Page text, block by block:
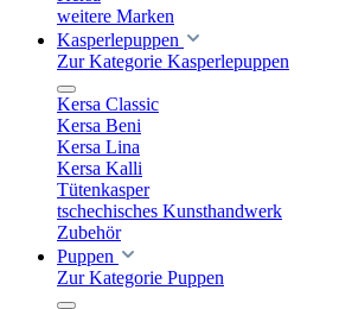
weitere Marken
Kasperlepuppen
Zur Kategorie Kasperlepuppen
Kersa Classic
Kersa Beni
Kersa Lina
Kersa Kalli
Tütenkasper
tschechisches Kunsthandwerk
Zubehör
Puppen
Zur Kategorie Puppen